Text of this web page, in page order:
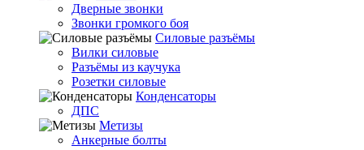
Дверные звонки
Звонки громкого боя
Силовые разъёмы
Вилки силовые
Разъёмы из каучука
Розетки силовые
Конденсаторы
ДПС
Метизы
Анкерные болты